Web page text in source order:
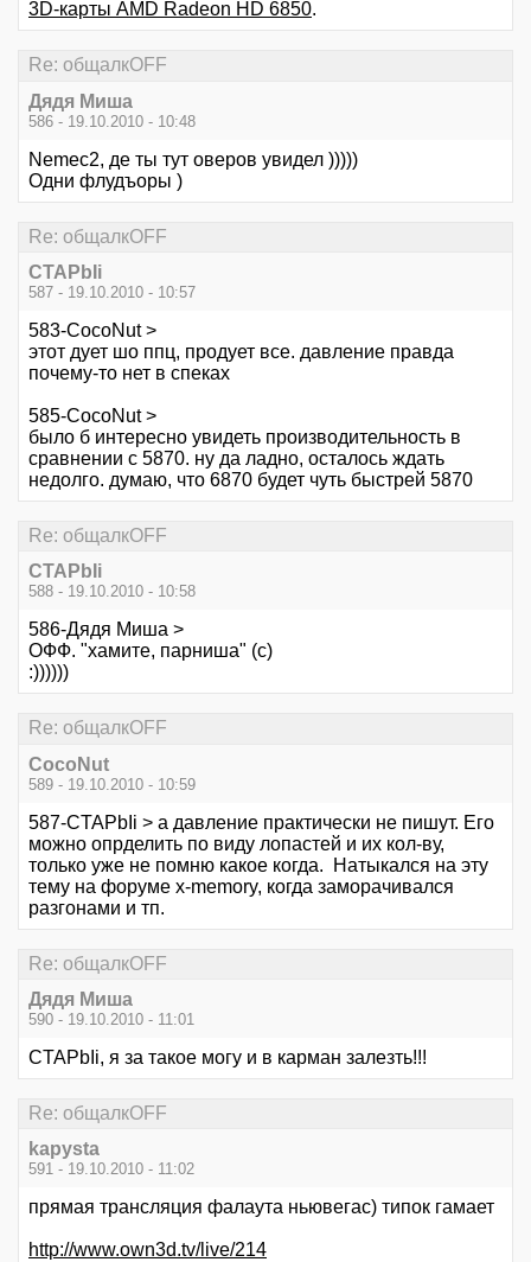
3D-карты AMD Radeon HD 6850.
Re: общалкOFF
Дядя Миша
586 - 19.10.2010 - 10:48
Nemec2, де ты тут оверов увидел )))))
Одни флудъоры )
Re: общалкOFF
CTAPbIi
587 - 19.10.2010 - 10:57
583-CocoNut >
этот дует шо ппц, продует все. давление правда
почему-то нет в спеках
585-CocoNut >
было б интересно увидеть производительность в
сравнении с 5870. ну да ладно, осталось ждать
недолго. думаю, что 6870 будет чуть быстрей 5870
Re: общалкOFF
CTAPbIi
588 - 19.10.2010 - 10:58
586-Дядя Миша >
ОФФ. "хамите, парниша" (с)
:))))))
Re: общалкOFF
CocoNut
589 - 19.10.2010 - 10:59
587-CTAPbIi > а давление практически не пишут. Его
можно опрделить по виду лопастей и их кол-ву,
только уже не помню какое когда. Натыкался на эту
тему на форуме x-memory, когда заморачивался
разгонами и тп.
Re: общалкOFF
Дядя Миша
590 - 19.10.2010 - 11:01
CTAPbIi, я за такое могу и в карман залезть!!!
Re: общалкOFF
kapysta
591 - 19.10.2010 - 11:02
прямая трансляция фалаута ньювегас) типок гамает
http://www.own3d.tv/live/214